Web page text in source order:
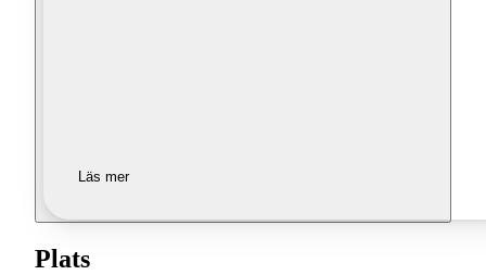
Läs mer
Plats